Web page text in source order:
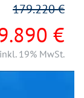
€
179.220 €
inkl. 19% MwSt.